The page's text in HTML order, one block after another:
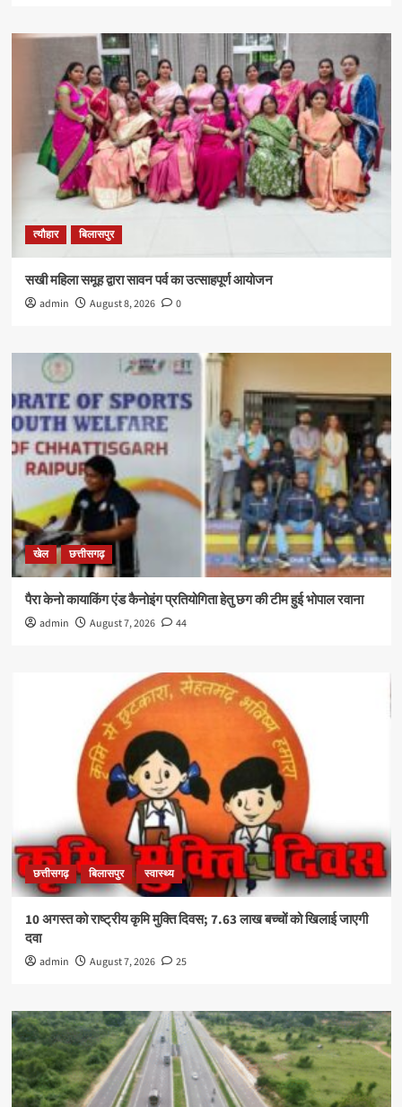
त्यौहार बिलासपुर
सखी महिला समूह द्वारा सावन पर्व का उत्साहपूर्ण आयोजन
admin August 8, 2026 0
खेल छत्तीसगढ़
पैरा केनो कायाकिंग एंड कैनोइंग प्रतियोगिता हेतु छग की टीम हुई भोपाल रवाना
admin August 7, 2026 44
छत्तीसगढ़ बिलासपुर स्वास्थ्य
10 अगस्त को राष्ट्रीय कृमि मुक्ति दिवस; 7.63 लाख बच्चों को खिलाई जाएगी
दवा
admin August 7, 2026 25